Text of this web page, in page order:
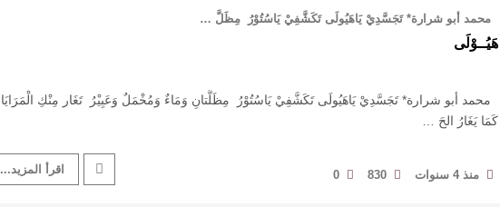
‏ ‏ ‏محمد أبو شرارة* تَجَسَّدِيْ يَاهَيُولَى ‏تَكَشَّفِيْ يَاسُتُوْرُ ‏ ‏مِظَلَّ …
هَيُــوْلَى
‏ ‏ ‏محمد أبو شرارة* تَجَسَّدِيْ يَاهَيُولَى ‏تَكَشَّفِيْ يَاسُتُوْرُ ‏ ‏مِظَلَّتانِ وَمَاءٌ ‏وَمُخْمَلٌ وَعَبِيْرُ ‏ ‏تَغَار مِنْكِ الْمَرَايَا
‏كَمَا يَغَارُ الحَ …
منذ 4 سنوات 830
0 اقرأ المزيد...